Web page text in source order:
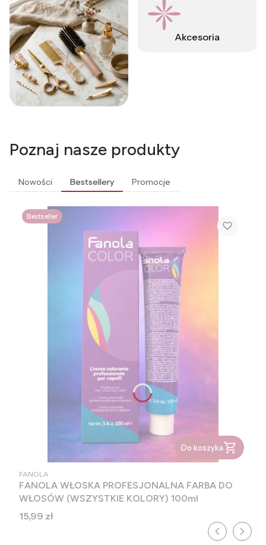
Akcesoria
Poznaj nasze produkty
Nowości Bestsellery Promocje
Bestseller
Do koszyka
PRODUCENT
FANOLA
FANOLA WŁOSKA PROFESJONALNA FARBA DO
WŁOSÓW (WSZYSTKIE KOLORY) 100ml
Cena
15,99 zł